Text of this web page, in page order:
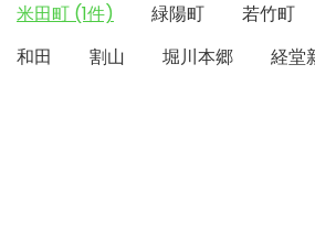
米田町 (1件)
緑陽町 若竹町
和田
割山 堀川本郷 経堂